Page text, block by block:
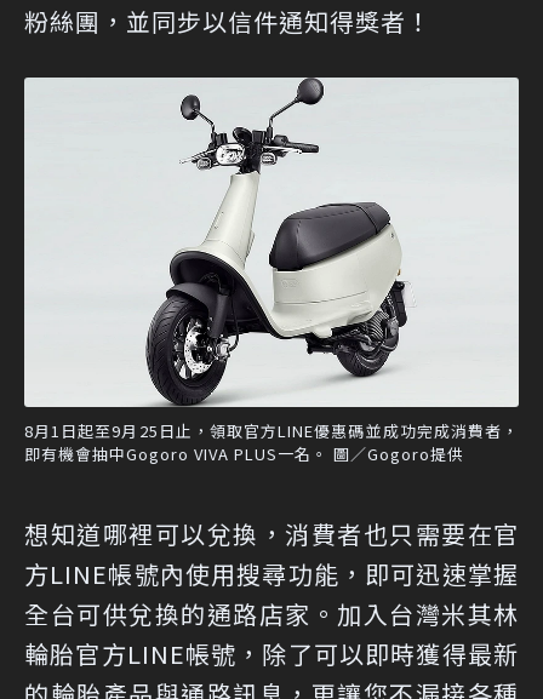
粉絲團，並同步以信件通知得獎者！
8月1日起至9月25日止，領取官方LINE優惠碼並成功完成消費者，
即有機會抽中Gogoro VIVA PLUS一名。 圖／Gogoro提供
想知道哪裡可以兌換，消費者也只需要在官
方LINE帳號內使用搜尋功能，即可迅速掌握
全台可供兌換的通路店家。加入台灣米其林
輪胎官方LINE帳號，除了可以即時獲得最新